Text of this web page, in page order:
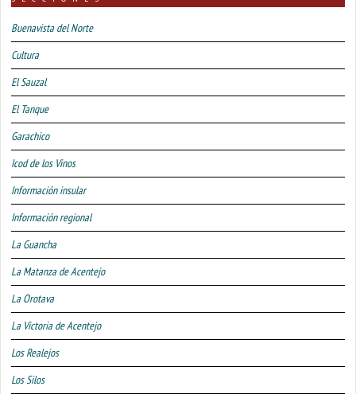
Buenavista del Norte
Cultura
El Sauzal
El Tanque
Garachico
Icod de los Vinos
Información insular
Información regional
La Guancha
La Matanza de Acentejo
La Orotava
La Victoria de Acentejo
Los Realejos
Los Silos